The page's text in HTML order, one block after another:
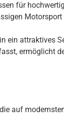
für
ein attraktives
ermöglicht
auf